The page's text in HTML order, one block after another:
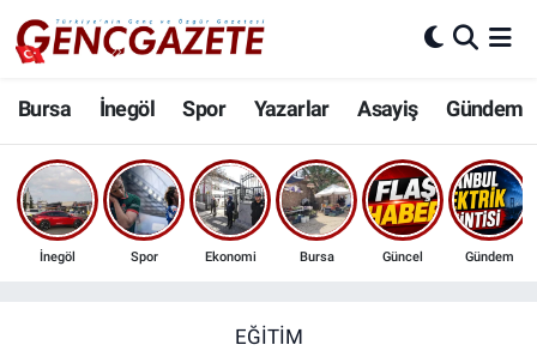
Bursa İnegöl Spor Yazarlar Asayiş Gündem
İnegöl Spor Ekonomi Bursa Güncel Gündem
EĞITIM
Bursa
İnegöl
3.SAYFA
Nöbetçi Eczaneler
Hava Durumu
Trafik Durumu